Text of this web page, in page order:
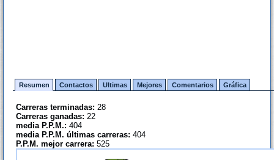
Resumen Contactos Ultimas Mejores Comentarios Gráfica
Carreras terminadas: 28
Carreras ganadas: 22
media P.P.M.: 404
media P.P.M. últimas carreras: 404
P.P.M. mejor carrera: 525